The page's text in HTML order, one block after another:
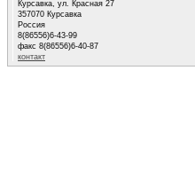
Курсавка, ул. Красная 27
357070 Курсавка
Россия
8(86556)6-43-99
факс 8(86556)6-40-87
контакт